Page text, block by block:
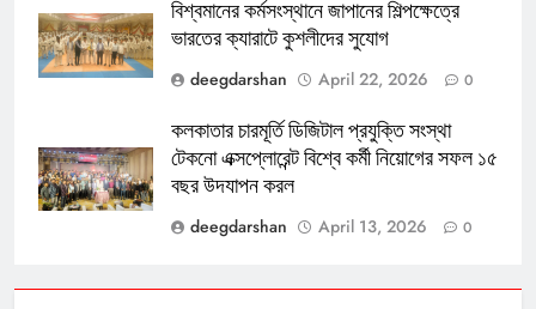
বিশ্বমানের কর্মসংস্থানে জাপানের শিল্পক্ষেত্রে
ভারতের ক্যারাটে কুশলীদের সুযোগ
deegdarshan
April 22, 2026 0
কলকাতার চারমূর্তি ডিজিটাল প্রযুক্তি সংস্থা
টেকনো এক্সপ্লোরেন্ট বিশ্বে কর্মী নিয়োগের সফল ১৫
বছর উদযাপন করল
deegdarshan
April 13, 2026 0